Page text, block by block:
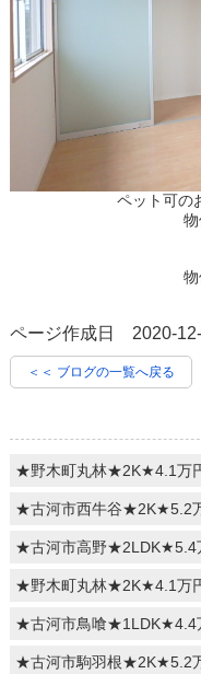
ペット可の
ページ作成日 2020-
＜＜ ブログの一覧へ戻る
★野木町丸林★2K★4.1万
★古河市西牛谷★2K★5.2
★古河市高野★2LDK★5.4
★野木町丸林★2K★4.1万
★古河市鳥喰★1LDK★4.4
★古河市駒羽根★2K★5.2